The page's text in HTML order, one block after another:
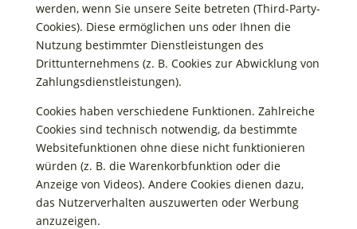
werden, wenn Sie unsere Seite betreten (Third-Party-
Cookies). Diese ermöglichen uns oder Ihnen die
Nutzung bestimmter Dienstleistungen des
Drittunternehmens (z. B. Cookies zur Abwicklung von
Zahlungsdienstleistungen).
Cookies haben verschiedene Funktionen. Zahlreiche
Cookies sind technisch notwendig, da bestimmte
Websitefunktionen ohne diese nicht funktionieren
würden (z. B. die Warenkorbfunktion oder die
Anzeige von Videos). Andere Cookies dienen dazu,
das Nutzerverhalten auszuwerten oder Werbung
anzuzeigen.